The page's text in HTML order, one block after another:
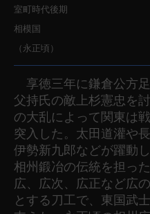
室町時代後期
相模国
（永正頃）
享徳三年に鎌倉公方
父持氏の敵上杉憲忠を
の大乱によって関東は
突入した。太田道灌や長
伊勢新九郎などが躍動し
相州鍛冶の伝統を担っ
広、広次、広正など広
とする刀工で、東国武